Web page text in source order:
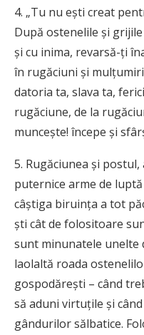
4. „Tu nu eşti creat
După ostenelile şi
şi cu inima, revarsă-ţi
în rugăciuni şi
datoria ta, slava ta,
rugăciune, de la
munceşte! începe şi
5. Rugăciunea şi
puternice arme de
câştiga biruinţa a tot
şti cât de folositoare
sunt minunatele unelte
laolaltă roada
gospodăreşti – când
să aduni virtuţile şi
gândurilor sălbatice.